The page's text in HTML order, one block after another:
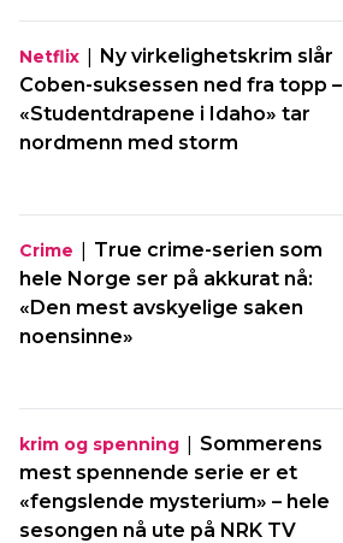
Netflix | Ny virkelighetskrim slår
Coben-suksessen ned fra topp –
«Studentdrapene i Idaho» tar
nordmenn med storm
Crime | True crime-serien som
hele Norge ser på akkurat nå:
«Den mest avskyelige saken
noensinne»
krim og spenning | Sommerens
mest spennende serie er et
«fengslende mysterium» – hele
sesongen nå ute på NRK TV